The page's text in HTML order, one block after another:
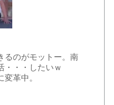
るのがモットー。南
・・・したいｗ
革中。